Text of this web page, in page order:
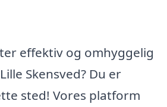
effektiv og omhyggelig
Skensved? Du er
sted! Vores platform